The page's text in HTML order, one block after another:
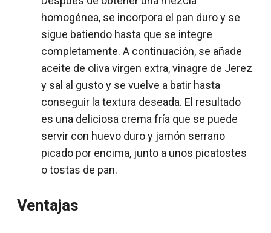
homogénea, se incorpora el pan duro y se
sigue batiendo hasta que se integre
completamente. A continuación, se añade
aceite de oliva virgen extra, vinagre de Jerez
y sal al gusto y se vuelve a batir hasta
conseguir la textura deseada. El resultado
es una deliciosa crema fría que se puede
servir con huevo duro y jamón serrano
picado por encima, junto a unos picatostes
o tostas de pan.
Ventajas